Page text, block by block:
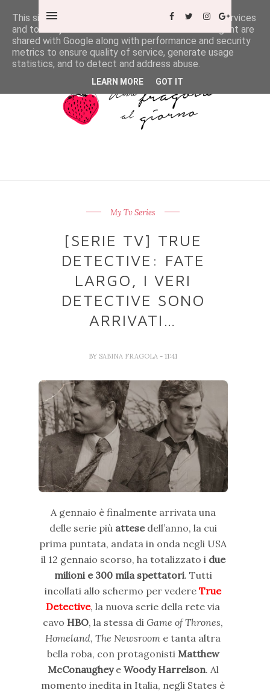
My Tv Series
[SERIE TV] TRUE
DETECTIVE: FATE
LARGO, I VERI
DETECTIVE SONO
ARRIVATI…
BY SABINA FRAGOLA - 11:41
A gennaio è finalmente arrivata una
delle serie più attesedell’anno, la cui
prima puntata, andata in onda negli USA
il 12 gennaio scorso, ha totalizzato i due
milioni e 300 mila spettatori. Tutti
incollati allo schermo per vedereTrue
Detective, la nuova serie della rete via
cavo HBO, la stessa diGame of Thrones,
Homeland,The Newsroom e tanta altra
bella roba, con protagonisti Matthew
McConaugheye Woody Harrelson. Al
momento inedita in Italia, negli States è
This site uses cookies from Google to deliver its services
and to analyze traffic. Your IP address and user-agent are
shared with Google along with performance and security
metrics to ensure quality of service, generate usage
statistics, and to detect and address abuse.
LEARN MORE GOT IT